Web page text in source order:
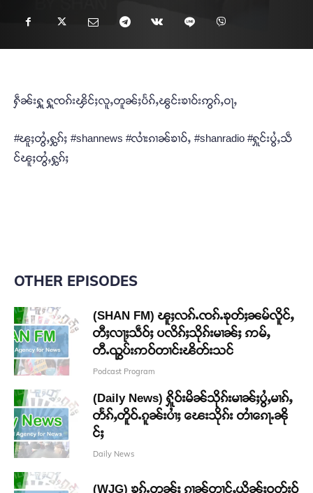
ႁဵၼ်းႁူ့ ႁူ့ၸၵ်းၾိင်ႈလူႇတူၼ်ႈပႅၵ်ႇၽွင်းၶၢဝ်းဢွၵ်ႇဝႃႇ
#ၽူႈတွႆႇႁွၵ်ႈ #shannews #လၢႆးၵၢၼ်ၶၢဝ်ႇ #shanradio #ႁူင်းပွႆႇသဵ
င်ၽူႈတွႆႇႁွၵ်ႈ
OTHER EPISODES
(SHAN FM) ၽူႈလၵ်ႉၸၵ်ႉၶုတ်ႈၼမ်လိူင်ႇ
တီႈလႃႈသဵဝ်ႈ ပလိၵ်ႈသိုၵ်းမၢၼ်ႈ ဢမ်ႇ
တီႉၺွပ်းဢဝ်တၢင်းၽိတ်းသင်
Podcast Program
(Daily News) ႁိူဝ်းမိၼ်သိုၵ်းမၢၼ်ႈပွႆႇမၢၵ်ႇ
တႅၵ်ႇတိူဝ်ႉၵူၼ်းပၢႆႈ ၽေးသိုၵ်း တၢႆၵေႃႉၼို
င်ႈ
Daily News
(WJG) ၶၵ်ႉတွၼ်ႈ ၵၢၼ်တၢင်ႇယိုၼ်ႈဝတ်းဝႂ်